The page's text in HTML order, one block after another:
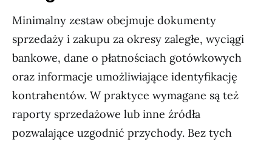
Minimalny zestaw obejmuje dokumenty
sprzedaży i zakupu za okresy zaległe, wyciągi
bankowe, dane o płatnościach gotówkowych
oraz informacje umożliwiające identyfikację
kontrahentów. W praktyce wymagane są też
raporty sprzedażowe lub inne źródła
pozwalające uzgodnić przychody. Bez tych